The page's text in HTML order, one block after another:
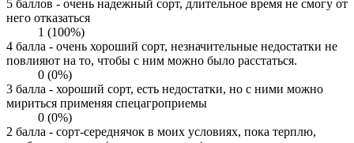
5 баллов - очень надежный сорт, длительное время не смогу от
него отказаться
1 (100%)
4 балла - очень хороший сорт, незначительные недостатки не
повлияют на то, чтобы с ним можно было расстаться.
0 (0%)
3 балла - хороший сорт, есть недостатки, но с ними можно
мириться применяя спецагроприемы
0 (0%)
2 балла - сорт-середнячок в моих условиях, пока терплю,